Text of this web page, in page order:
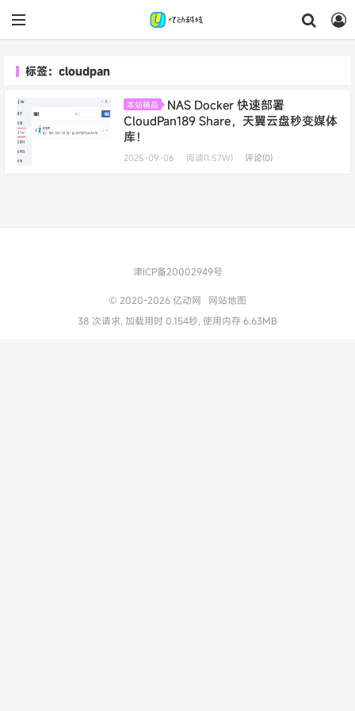
标签：cloudpan
本站精品
NAS Docker 快速部署
CloudPan189 Share，天翼云盘秒变媒体
库！
2025-09-06 阅读(1.57W) 评论(0)
津ICP备20002949号
© 2020-2026亿动网
网站地图
38 次请求, 加载用时 0.154秒, 使用内存 6.63MB